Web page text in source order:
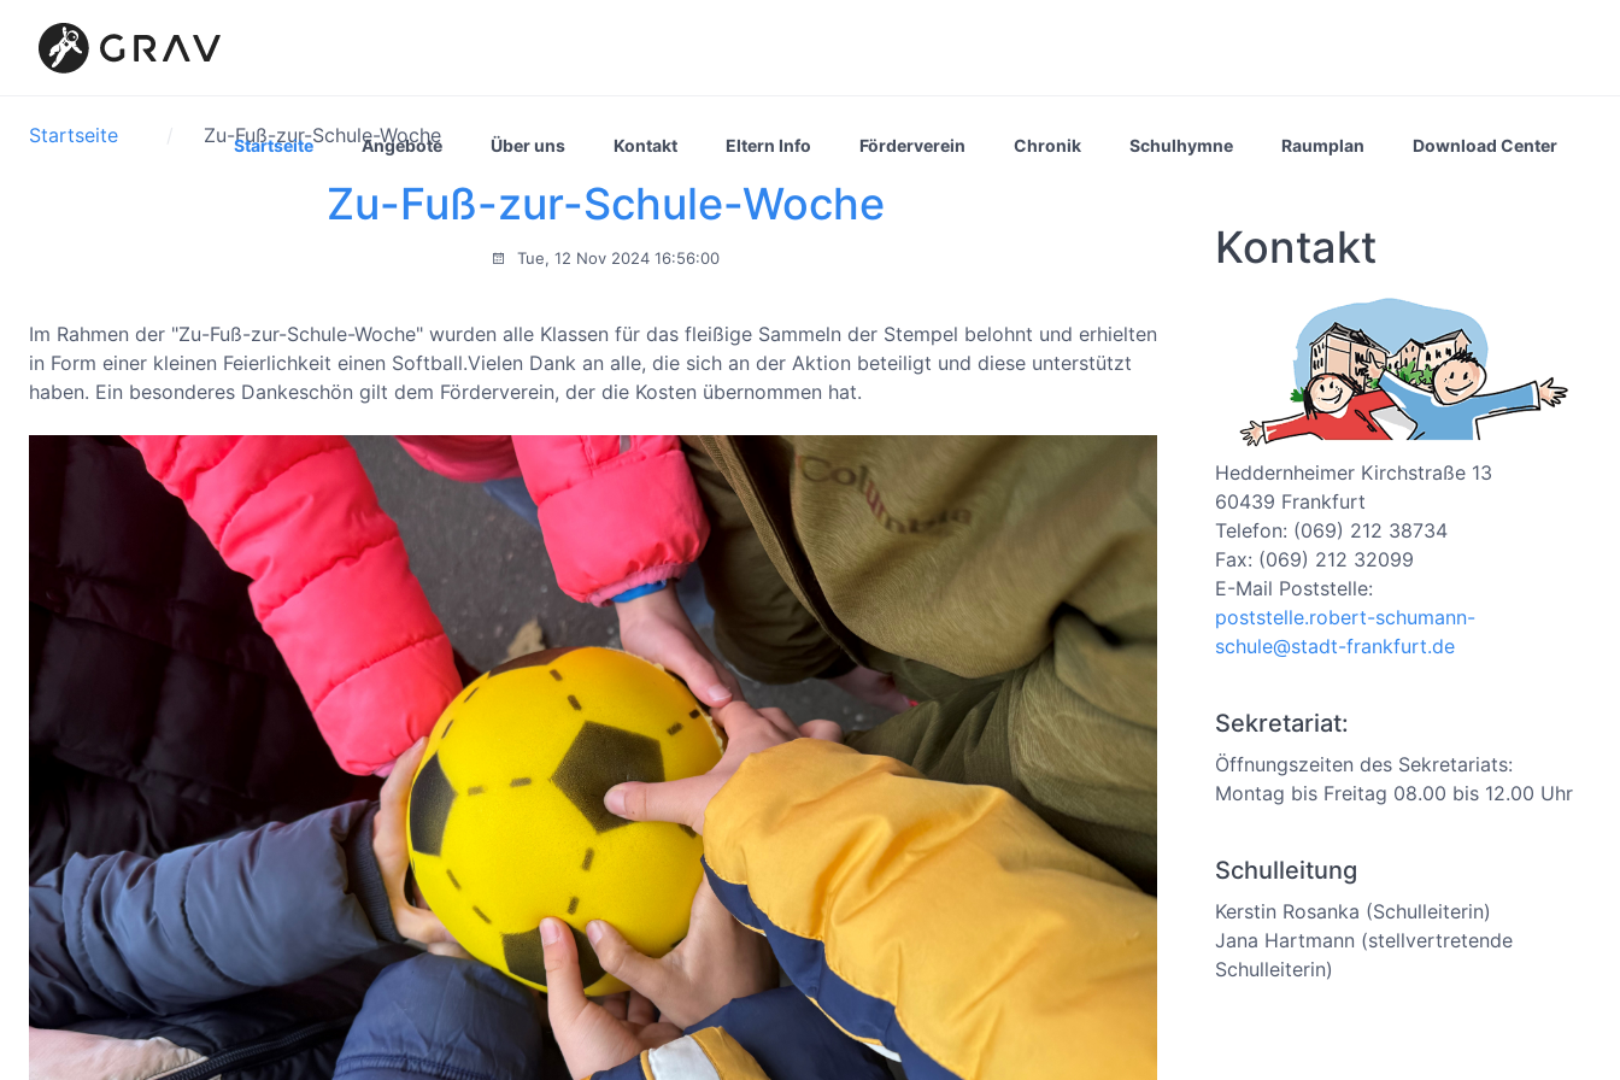
Startseite Angebote Über uns Kontakt Eltern Info Förderverein Chronik Schulhymne Raumplan Download Center
Startseite Zu-Fuß-zur-Schule-Woche
Zu-Fuß-zur-Schule-Woche
Tue, 12 Nov 2024 16:56:00
Im Rahmen der "Zu-Fuß-zur-Schule-Woche" wurden alle Klassen für das fleißige Sammeln der Stempel belohnt und erhielten
in Form einer kleinen Feierlichkeit einen Softball.Vielen Dank an alle, die sich an der Aktion beteiligt und diese unterstützt
haben. Ein besonderes Dankeschön gilt dem Förderverein, der die Kosten übernommen hat.
Kontakt
Heddernheimer Kirchstraße 13
60439 Frankfurt
Telefon: (069) 212 38734
Fax: (069) 212 32099
E-Mail Poststelle:
poststelle.robert-schumann-
schule@stadt-frankfurt.de
Sekretariat:
Öffnungszeiten des Sekretariats:
Montag bis Freitag 08.00 bis 12.00 Uhr
Schulleitung
Kerstin Rosanka (Schulleiterin)
Jana Hartmann (stellvertretende
Schulleiterin)